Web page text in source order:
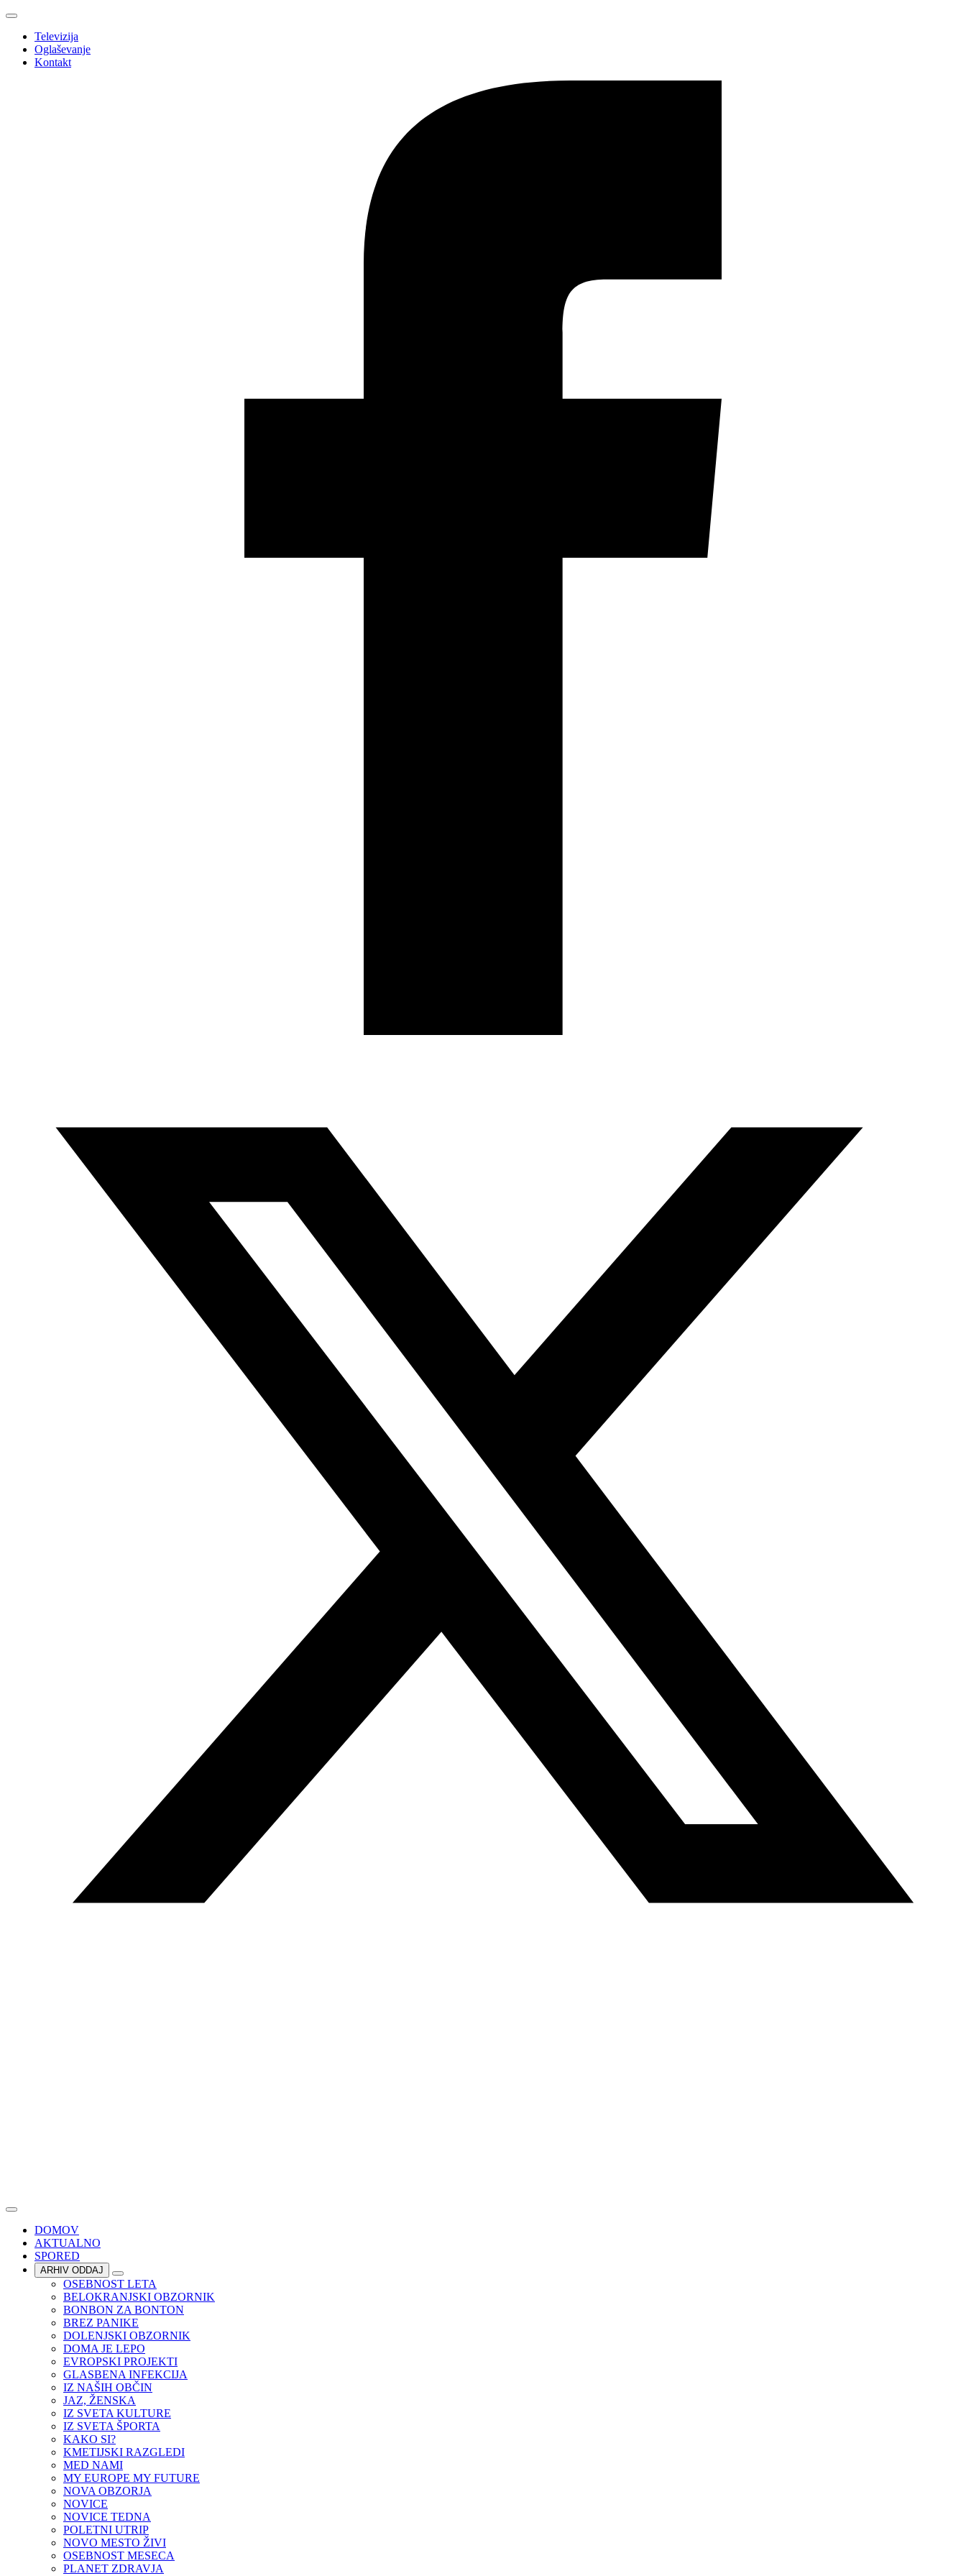
Televizija
Oglaševanje
Kontakt
DOMOV
AKTUALNO
SPORED
ARHIV ODDAJ
OSEBNOST LETA
BELOKRANJSKI OBZORNIK
BONBON ZA BONTON
BREZ PANIKE
DOLENJSKI OBZORNIK
DOMA JE LEPO
EVROPSKI PROJEKTI
GLASBENA INFEKCIJA
IZ NAŠIH OBČIN
JAZ, ŽENSKA
IZ SVETA KULTURE
IZ SVETA ŠPORTA
KAKO SI?
KMETIJSKI RAZGLEDI
MED NAMI
MY EUROPE MY FUTURE
NOVA OBZORJA
NOVICE
NOVICE TEDNA
POLETNI UTRIP
NOVO MESTO ŽIVI
OSEBNOST MESECA
PLANET ZDRAVJA